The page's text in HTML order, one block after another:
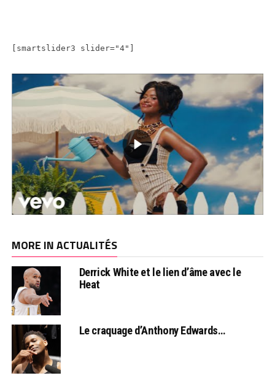
[smartslider3 slider="4"]
MORE IN ACTUALITÉS
Derrick White et le lien d’âme avec le
Heat
Le craquage d’Anthony Edwards…